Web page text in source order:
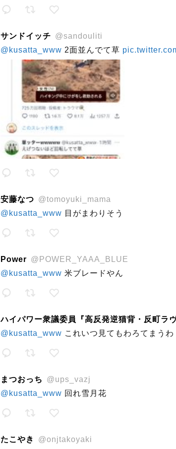
サンドイッチ @sandouliti
@kusatta_www 2面並んでて草
安藤なつ @tomoyuki_mama
@kusatta_www 目がまわりそう
Power @POWER_YAAA_BLUE
@kusatta_www 米ブレードやん
ハイパワー衆議委員『高反発逆猫背・反町ラヴ
@kusatta_www これいつ見てもわろてまうわ
まつおっち
@ups_vazj
@kusatta_www 回れ雪月花
たこやき @onjtakoyaki